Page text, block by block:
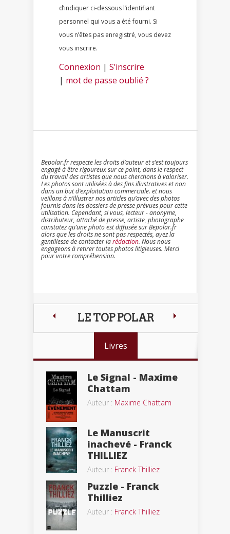
d’indiquer ci-dessous l’identifiant
personnel qui vous a été fourni. Si
vous n’êtes pas enregistré, vous devez
vous inscrire.
Connexion | S’inscrire
| mot de passe oublié ?
Bepolar.fr respecte les droits d’auteur et s’est toujours
engagé à être rigoureux sur ce point, dans le respect
du travail des artistes que nous cherchons à valoriser.
Les photos sont utilisées à des fins illustratives et non
dans un but d’exploitation commerciale. et nous
veillons à n’illustrer nos articles qu’avec des photos
fournis dans les dossiers de presse prévues pour cette
utilisation. Cependant, si vous, lecteur - anonyme,
distributeur, attaché de presse, artiste, photographe
constatez qu’une photo est diffusée sur Bepolar.fr
alors que les droits ne sont pas respectés, ayez la
gentillesse de contacter larédaction. Nous nous
engageons à retirer toutes photos litigieuses. Merci
pour votre compréhension.
LE TOP POLAR
Livres
Le Signal - Maxime
Chattam
Auteur : Maxime Chattam
Le Manuscrit
inachevé - Franck
THILLIEZ
Auteur : Franck Thilliez
Puzzle - Franck
Thilliez
Auteur : Franck Thilliez